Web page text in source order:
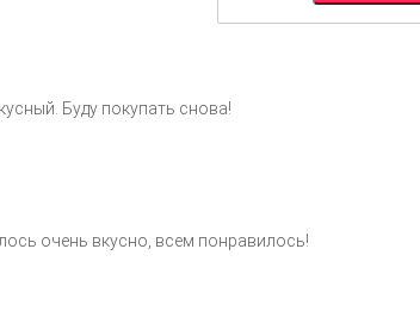
Буду покупать снова!
очень вкусно, всем понравилось!